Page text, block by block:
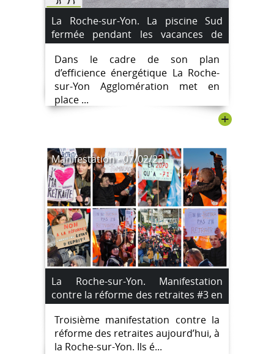
La Roche-sur-Yon. La piscine Sud
fermée pendant les vacances de
février 2023.
Dans le cadre de son plan
d’efficience énergétique La Roche-
sur-Yon Agglomération met en
place ...
+
Manifestation - 07/02/23
La Roche-sur-Yon. Manifestation
contre la réforme des retraites #3 en
[images]
Troisième manifestation contre la
réforme des retraites aujourd’hui, à
la Roche-sur-Yon. Ils é...